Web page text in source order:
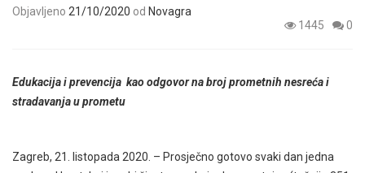
Objavljeno 21/10/2020 od Novagra
1445
0
Edukacija i prevencija kao odgovor na broj prometnih nesreća i
stradavanja u prometu
Zagreb, 21. listopada 2020. – Prosječno gotovo svaki dan jedna